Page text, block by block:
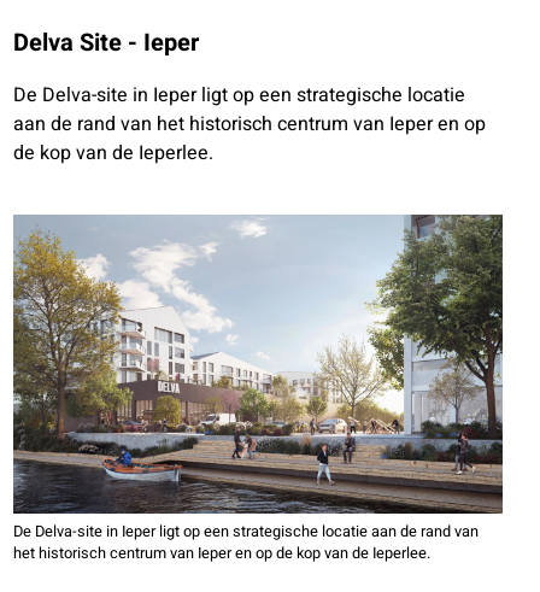
Delva Site - Ieper
De Delva-site in Ieper ligt op een strategische locatie
aan de rand van het historisch centrum van Ieper en op
de kop van de Ieperlee.
De Delva-site in Ieper ligt op een strategische locatie aan de rand van
het historisch centrum van Ieper en op de kop van de Ieperlee.